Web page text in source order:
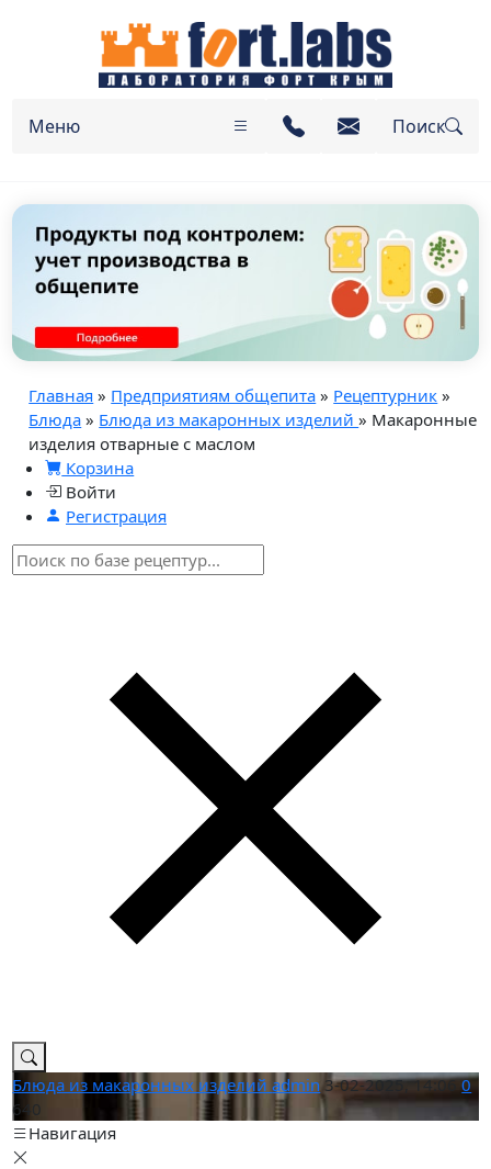
Меню Поиск
Главная » Предприятиям общепита » Рецептурник »
Блюда » Блюда из макаронных изделий» Макаронные
изделия отварные с маслом
Корзина
Войти
Регистрация
Блюда из макаронных изделийadmin 3-02-2025, 14:06 0
640
Навигация